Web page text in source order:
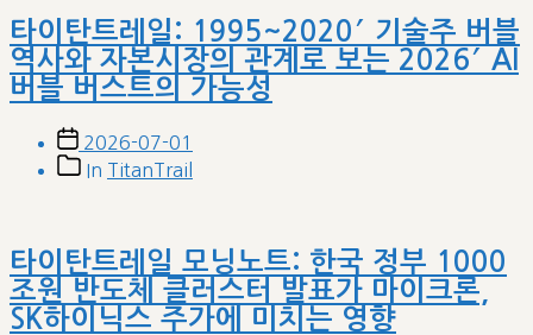
타이탄트레일: 1995~2020′ 기술주 버블
역사와 자본시장의 관계로 보는 2026′ AI
버블 버스트의 가능성
Post
date
2026-07-01
PostIn TitanTrail
타이탄트레일 모닝노트: 한국 정부 1000
조원 반도체 클러스터 발표가 마이크론,
SK하이닉스 주가에 미치는 영향